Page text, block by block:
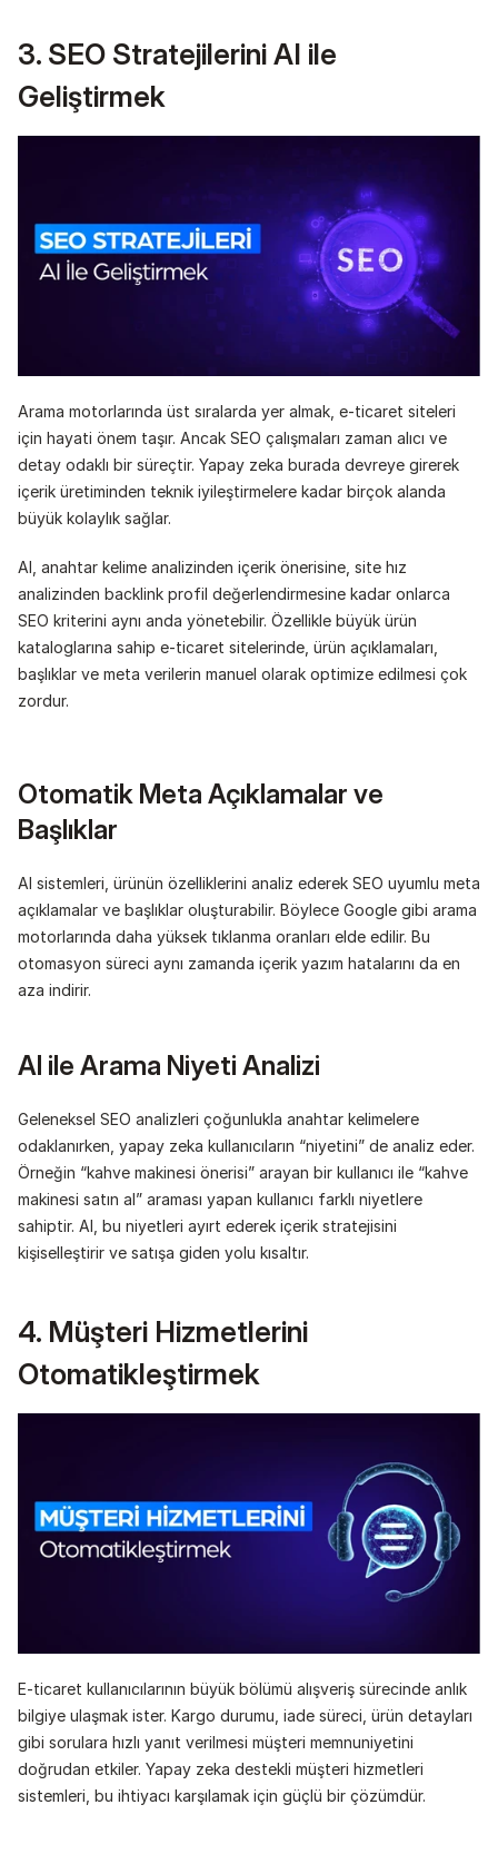
3. SEO Stratejilerini AI ile
Geliştirmek
Arama motorlarında üst sıralarda yer almak, e-ticaret siteleri
için hayati önem taşır. Ancak SEO çalışmaları zaman alıcı ve
detay odaklı bir süreçtir. Yapay zeka burada devreye girerek
içerik üretiminden teknik iyileştirmelere kadar birçok alanda
büyük kolaylık sağlar.
AI, anahtar kelime analizinden içerik önerisine, site hız
analizinden backlink profil değerlendirmesine kadar onlarca
SEO kriterini aynı anda yönetebilir. Özellikle büyük ürün
kataloglarına sahip e-ticaret sitelerinde, ürün açıklamaları,
başlıklar ve meta verilerin manuel olarak optimize edilmesi çok
zordur.
Otomatik Meta Açıklamalar ve
Başlıklar
AI sistemleri, ürünün özelliklerini analiz ederek SEO uyumlu meta
açıklamalar ve başlıklar oluşturabilir. Böylece Google gibi arama
motorlarında daha yüksek tıklanma oranları elde edilir. Bu
otomasyon süreci aynı zamanda içerik yazım hatalarını da en
aza indirir.
AI ile Arama Niyeti Analizi
Geleneksel SEO analizleri çoğunlukla anahtar kelimelere
odaklanırken, yapay zeka kullanıcıların “niyetini” de analiz eder.
Örneğin “kahve makinesi önerisi” arayan bir kullanıcı ile “kahve
makinesi satın al” araması yapan kullanıcı farklı niyetlere
sahiptir. AI, bu niyetleri ayırt ederek içerik stratejisini
kişiselleştirir ve satışa giden yolu kısaltır.
4. Müşteri Hizmetlerini
Otomatikleştirmek
E-ticaret kullanıcılarının büyük bölümü alışveriş sürecinde anlık
bilgiye ulaşmak ister. Kargo durumu, iade süreci, ürün detayları
gibi sorulara hızlı yanıt verilmesi müşteri memnuniyetini
doğrudan etkiler. Yapay zeka destekli müşteri hizmetleri
sistemleri, bu ihtiyacı karşılamak için güçlü bir çözümdür.